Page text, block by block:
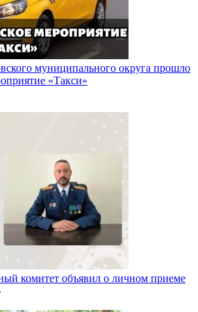
муниципального округа прошло
«Такси»
комитет объявил о личном приеме